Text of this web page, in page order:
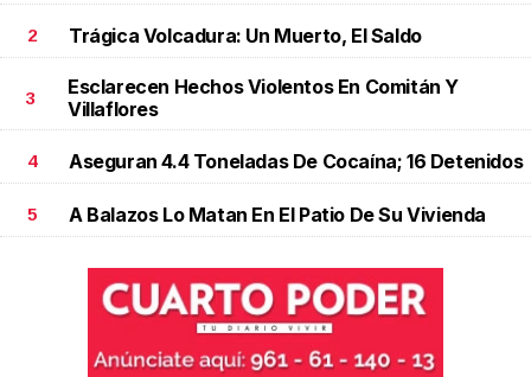
2 Trágica Volcadura: Un Muerto, El Saldo
3
Esclarecen Hechos Violentos En Comitán Y
Villaflores
4 Aseguran 4.4 Toneladas De Cocaína; 16 Detenidos
5 A Balazos Lo Matan En El Patio De Su Vivienda